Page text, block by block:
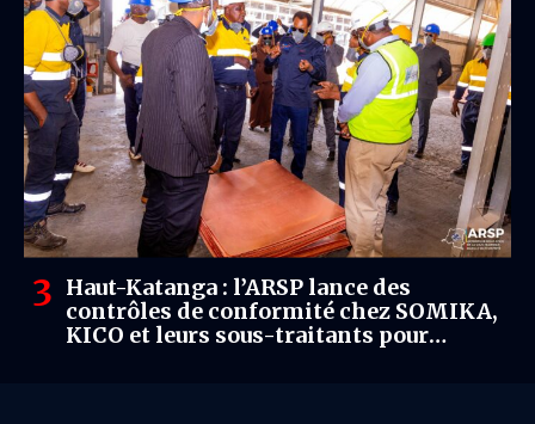
Haut-Katanga : l’ARSP lance des
contrôles de conformité chez SOMIKA,
KICO et leurs sous-traitants pour